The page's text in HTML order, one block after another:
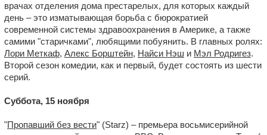
врачах отделения дома престарелых, для которых каждый
день – это изматывающая борьба с бюрократией
современной системы здравоохранения в Америке, а также
самими "старичками", любящими побуянить. В главных ролях:
Лори Меткаф, Алекс Борштейн, Найси Нэш и Мэл Родригез.
Второй сезон комедии, как и первый, будет состоять из шести
серий.
Суббота, 15 ноября
"Пропавший без вести" (Starz) – премьера восьмисерийной